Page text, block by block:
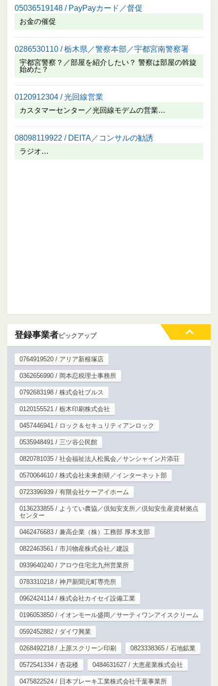
05036519148 / PayPayカード／督促
お金の催促
0286530110 / 栃木県／警察本部／宇都宮南警察署
宇都宮警察？／部屋を紹介したい？ 警察は部屋の斡旋
始めた？
0120912304 / 光回線営業
カスタマーセンター／光回線モデムの営業…
08098119922 / DEITA／コンサルの勧誘
ラジオ…
登録事業者ピックアップ
0764919520 / アリア新根塚店
0362656990 / 岡本忍税理士事務所
0792683198 / 株式会社プルス
0120155521 / 栃木印刷株式会社
0457446941 / ロック＆セキュリティアンロック
0535948491 / 三ツ谷公民館
0820781035 / 社会福祉法人松風会／サンシャイン片添荘
0570064610 / 株式会社未来創研／インターネット部
0723396939 / 有限会社ケーアイホーム
0136233855 / ようてい農協／倶知安支所／倶知安生産資材拠点
センター
0462476683 / 兼高企業（株）工務部 厚木支部
0822463561 / 市川物産株式会社／建設
0939640240 / アロウ住宅北九州営業所
0783310218 / 神戸新聞元町専売所
0962424114 / 株式会社カイセイ設備工業
0196053850 / イオンモール盛岡／サーティワンアイスクリーム
0592452882 / ダイワ興業
0268492218 / 上原スクリーン印刷 0823338365 / 石地鉱業
0572541334 / 杏花楼 0484631627 / 大恵産業株式会社
0475822524 / 日本ブレーキ工業株式会社千葉事業所